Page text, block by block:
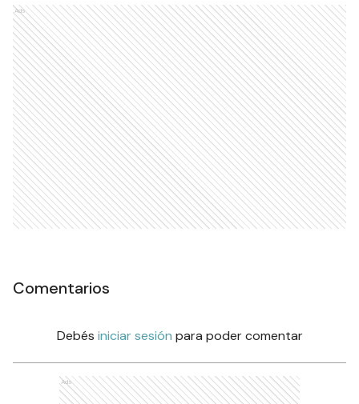
Ads
Comentarios
Debés iniciar sesión para poder comentar
Ads